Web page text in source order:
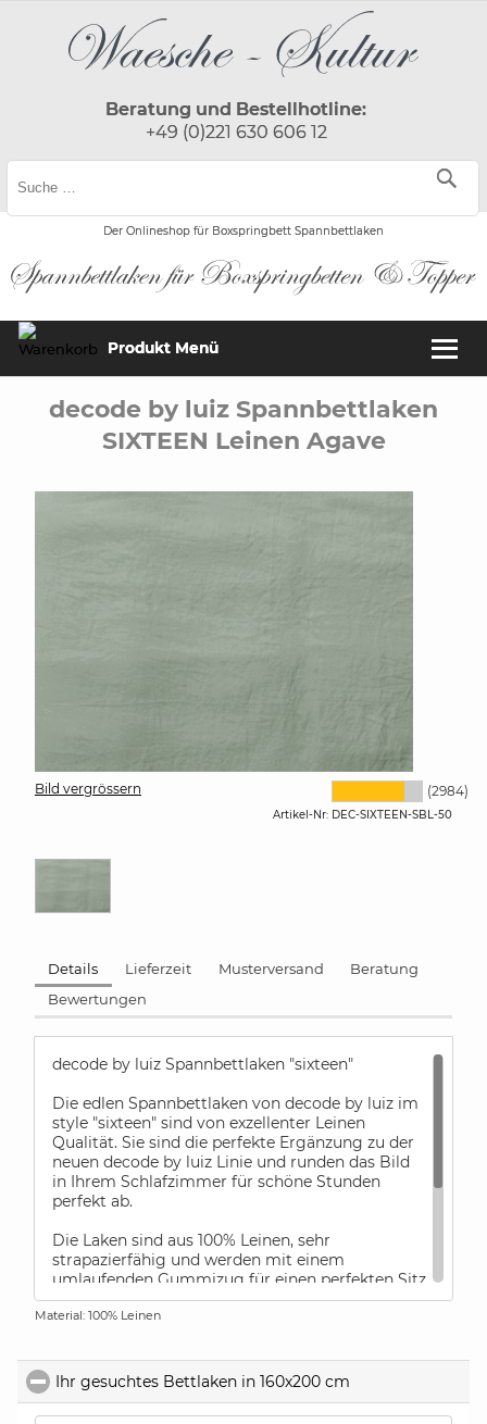
Beratung und Bestellhotline:
+49 (0)221 630 606 12
Der Onlineshop für Boxspringbett Spannbettlaken
Produkt Menü
decode by luiz Spannbettlaken
SIXTEEN Leinen Agave
Bild vergrössern (2984)
Artikel-Nr: DEC-SIXTEEN-SBL-50
Details Lieferzeit Musterversand
Beratung
Bewertungen
decode by luiz Spannbettlaken "sixteen"
Die edlen Spannbettlaken von decode by luiz im
style "sixteen" sind von exzellenter Leinen
Qualität. Sie sind die perfekte Ergänzung zu der
neuen decode by luiz Linie und runden das Bild
in Ihrem Schlafzimmer für schöne Stunden
perfekt ab.
Die Laken sind aus 100% Leinen, sehr
strapazierfähig und werden mit einem
umlaufenden Gummizug für einen perfekten Sitz
gefertigt. Die Spannbetttücher sind für Topper
(bis 10 cm ) und Standard Matratzen (20 cm und
Die Spannbetttücher von decode by luiz werden
immer nur für die oben angegebenen
Matratzenhöhen gefertigt.
Material: 100% Leinen
Ihr gesuchtes Bettlaken in 160x200 cm